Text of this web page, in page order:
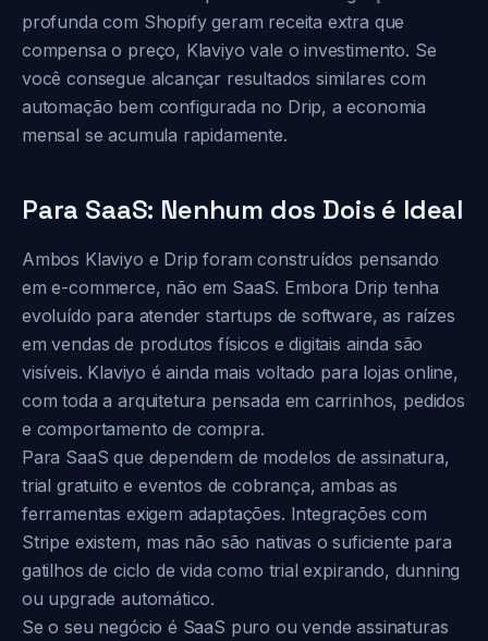
profunda com Shopify geram receita extra que
compensa o preço, Klaviyo vale o investimento. Se
você consegue alcançar resultados similares com
automação bem configurada no Drip, a economia
mensal se acumula rapidamente.
Para SaaS: Nenhum dos Dois é Ideal
Ambos Klaviyo e Drip foram construídos pensando
em e-commerce, não em SaaS. Embora Drip tenha
evoluído para atender startups de software, as raízes
em vendas de produtos físicos e digitais ainda são
visíveis. Klaviyo é ainda mais voltado para lojas online,
com toda a arquitetura pensada em carrinhos, pedidos
e comportamento de compra.
Para SaaS que dependem de modelos de assinatura,
trial gratuito e eventos de cobrança, ambas as
ferramentas exigem adaptações. Integrações com
Stripe existem, mas não são nativas o suficiente para
gatilhos de ciclo de vida como trial expirando, dunning
ou upgrade automático.
Se o seu negócio é SaaS puro ou vende assinaturas